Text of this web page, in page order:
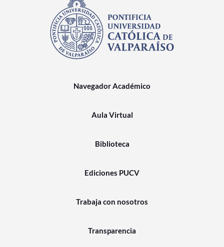
Navegador Académico
Aula Virtual
Biblioteca
Ediciones PUCV
Trabaja con nosotros
Transparencia